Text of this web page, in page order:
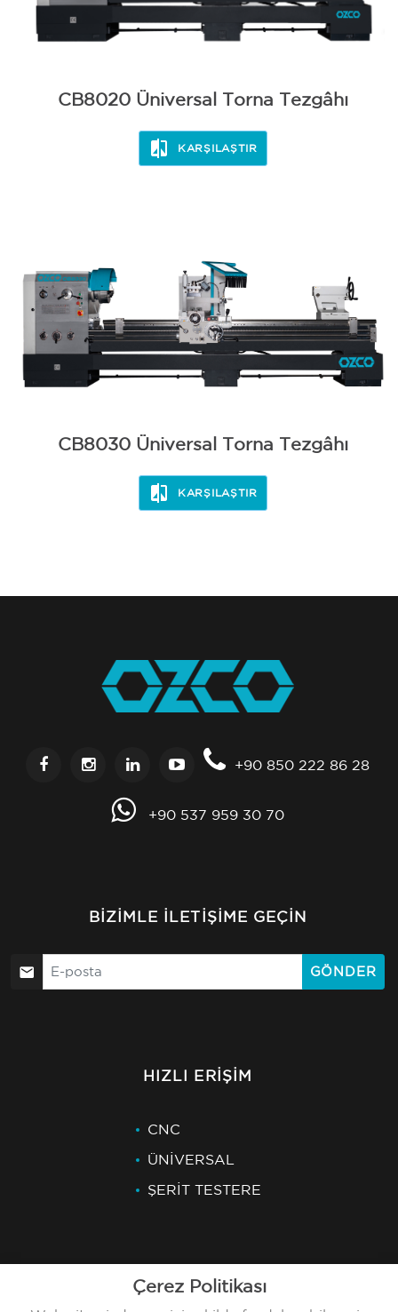
CB8020 Üniversal Torna Tezgâhı
KARŞILAŞTIR
CB8030 Üniversal Torna Tezgâhı
KARŞILAŞTIR
+90 850 222 86 28
+90 537 959 30 70
BIZIMLE İLETIŞIME GEÇIN
GÖNDER
HIZLI ERIŞIM
CNC
ÜNİVERSAL
ŞERİT TESTERE
SON HABERLER
Çerez Politikası